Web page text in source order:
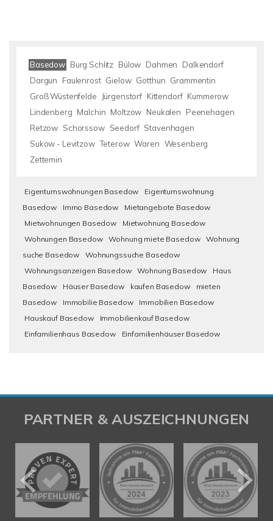
Basedow Burg Schlitz Bülow Dahmen
Dalkendorf
Dargun
Faulenrost Gielow Gotthun Grammentin
Groß Wüstenfelde
Jürgenstorf Kittendorf Kummerow
Lindenberg Malchin Moltzow Neukalen
Peenehagen
Retzow Schorssow Seedorf Stavenhagen
Sukow - Levitzow Teterow Waren Wesenberg
Zettemin
Eigentumswohnungen Basedow
Eigentumswohnung
Basedow
Immo Basedow
Mietangebote Basedow
Mietwohnungen Basedow
Mietwohnung Basedow
Wohnungen Basedow
Wohnung miete Basedow
Wohnung
suche Basedow
Wohnungssuche Basedow
Wohnungsanzeigen Basedow
Wohnung Basedow
Haus
Basedow
Häuser Basedow kaufen Basedow
mieten
Basedow
Immobilie Basedow
Immobilien Basedow
Hauskauf Basedow
Immobilienkauf Basedow
Einfamilienhaus Basedow
Einfamilienhäuser Basedow
PARTNER & AUSZEICHNUNGEN